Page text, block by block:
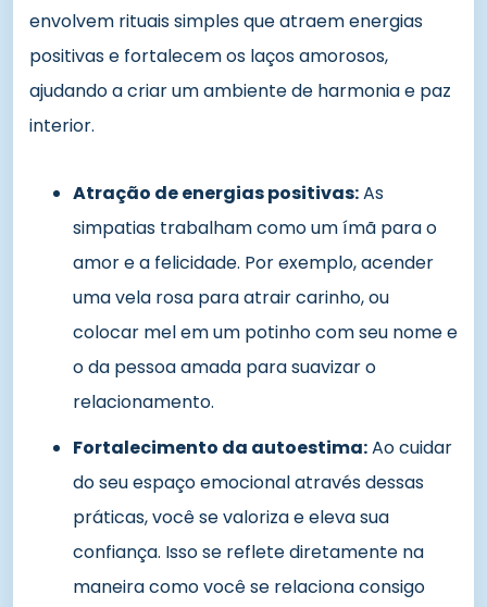
envolvem rituais simples que atraem energias
positivas e fortalecem os laços amorosos,
ajudando a criar um ambiente de harmonia e paz
interior.
Atração de energias positivas:As
simpatias trabalham como um ímã para o
amor e a felicidade. Por exemplo, acender
uma vela rosa para atrair carinho, ou
colocar mel em um potinho com seu nome e
o da pessoa amada para suavizar o
relacionamento.
Fortalecimento da autoestima:Ao cuidar
do seu espaço emocional através dessas
práticas, você se valoriza e eleva sua
confiança. Isso se reflete diretamente na
maneira como você se relaciona consigo